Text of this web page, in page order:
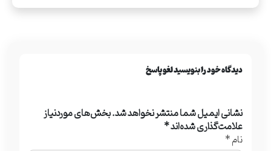
دیدگاه خود را بنویسید لغو پاسخ
نشانی ایمیل شما منتشر نخواهد شد.بخش‌های موردنیاز
علامت‌گذاری شده‌اند*
نام*